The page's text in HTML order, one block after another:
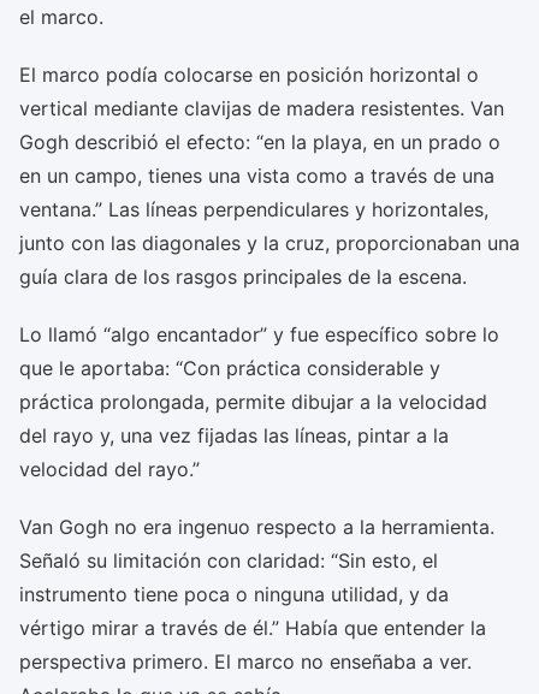
el marco.
El marco podía colocarse en posición horizontal o
vertical mediante clavijas de madera resistentes. Van
Gogh describió el efecto: “en la playa, en un prado o
en un campo, tienes una vista como a través de una
ventana.” Las líneas perpendiculares y horizontales,
junto con las diagonales y la cruz, proporcionaban una
guía clara de los rasgos principales de la escena.
Lo llamó “algo encantador” y fue específico sobre lo
que le aportaba: “Con práctica considerable y
práctica prolongada, permite dibujar a la velocidad
del rayo y, una vez fijadas las líneas, pintar a la
velocidad del rayo.”
Van Gogh no era ingenuo respecto a la herramienta.
Señaló su limitación con claridad: “Sin esto, el
instrumento tiene poca o ninguna utilidad, y da
vértigo mirar a través de él.” Había que entender la
perspectiva primero. El marco no enseñaba a ver.